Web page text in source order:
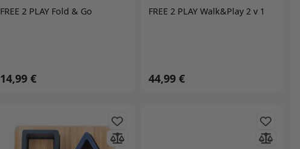
FREE 2 PLAY Fold & Go
14,99 €
FREE 2 PLAY Walk&Play 2 v 1
44,99 €